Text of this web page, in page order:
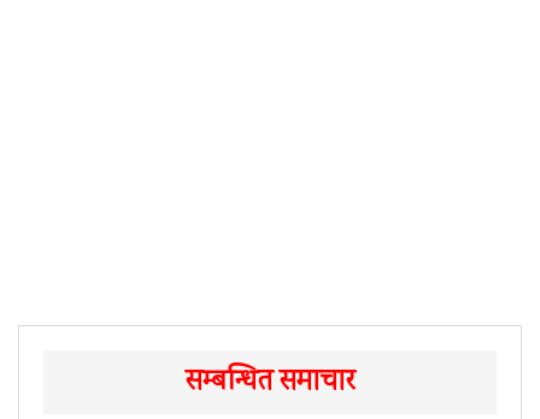
सम्बन्धित समाचार